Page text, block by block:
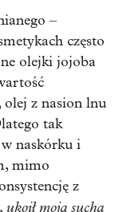
–
często
olejki jojoba
olej z nasion lnu
tak
naskórku i
mimo
z
moją suchą